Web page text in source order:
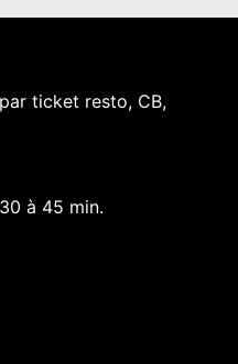
ticket resto, CB,
à 45 min.